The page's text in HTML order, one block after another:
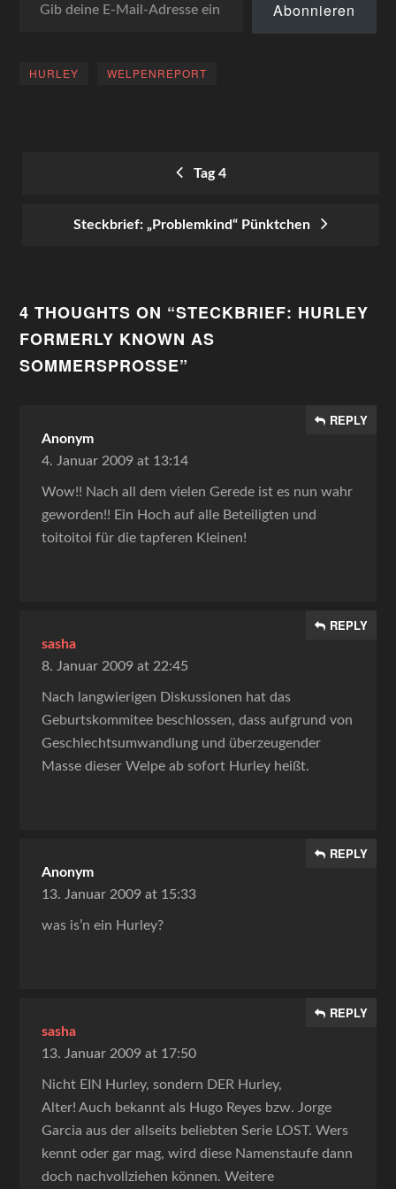
versiebenfacht am
Abonnieren
HURLEY WELPENREPORT
POST
NAVIGATION
Tag 4
Steckbrief: „Problemkind“ Pünktchen
4 THOUGHTS ON “STECKBRIEF: HURLEY
FORMERLY KNOWN AS
SOMMERSPROSSE”
Anonym
4. Januar 2009 at 13:14
REPLY
Wow!! Nach all dem vielen Gerede ist es nun wahr
geworden!! Ein Hoch auf alle Beteiligten und
toitoitoi für die tapferen Kleinen!
sasha
8. Januar 2009 at 22:45
REPLY
Nach langwierigen Diskussionen hat das
Geburtskommitee beschlossen, dass aufgrund von
Geschlechtsumwandlung und überzeugender
Masse dieser Welpe ab sofort Hurley heißt.
Anonym
13. Januar 2009 at 15:33
REPLY
was is’n ein Hurley?
sasha
13. Januar 2009 at 17:50
REPLY
Nicht EIN Hurley, sondern DER Hurley,
Alter! Auch bekannt als Hugo Reyes bzw. Jorge
Garcia aus der allseits beliebten Serie LOST. Wers
kennt oder gar mag, wird diese Namenstaufe dann
doch nachvollziehen können. Weitere